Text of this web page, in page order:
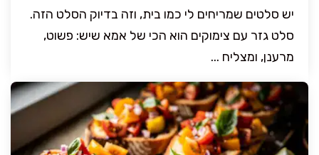
יש סלטים שמריחים לי כמו בית, וזה בדיוק הסלט הזה.
סלט גזר עם צימוקים הוא הכי של אמא שיש: פשוט,
מרענן, ומצליח ...